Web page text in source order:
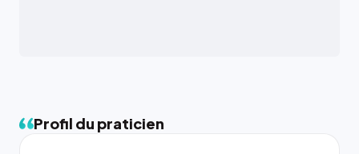
Profil du praticien